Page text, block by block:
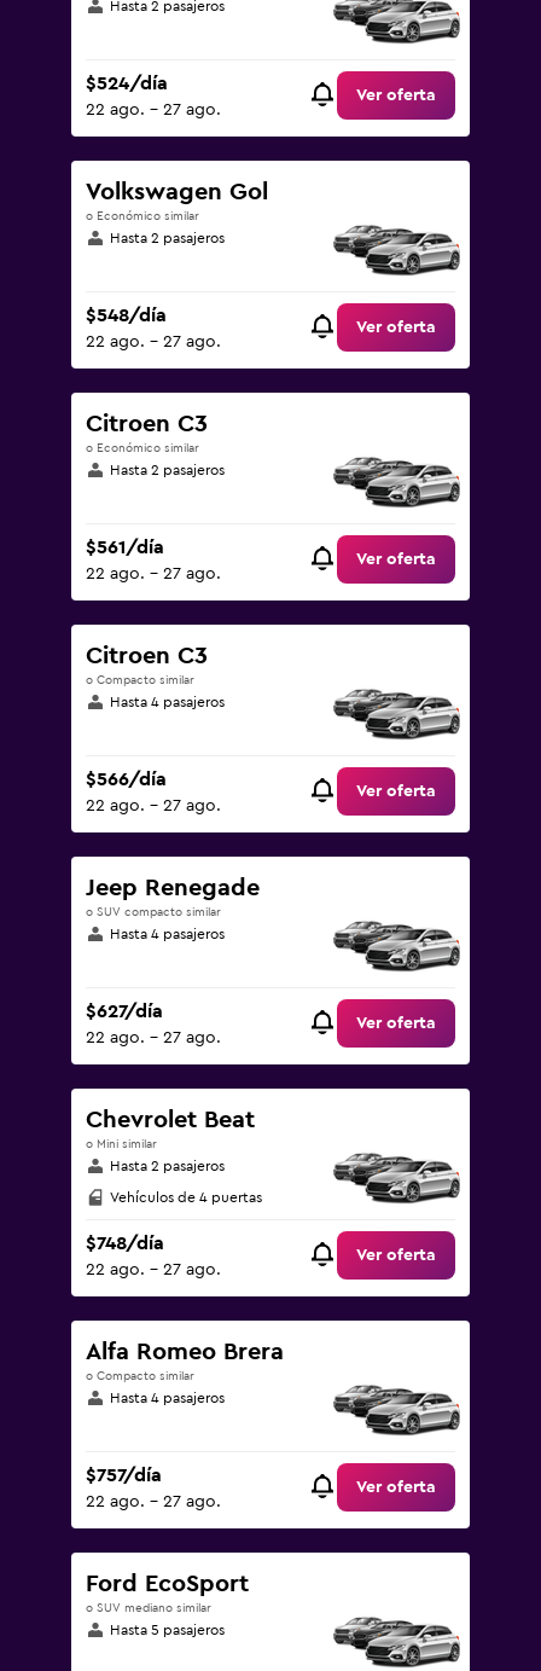
Hasta 2 pasajeros
$524/día
22 ago. - 27 ago.
Ver oferta
Volkswagen Gol
o Económico similar
Hasta 2 pasajeros
$548/día
22 ago. - 27 ago.
Ver oferta
Citroen C3
o Económico similar
Hasta 2 pasajeros
$561/día
22 ago. - 27 ago.
Ver oferta
Citroen C3
o Compacto similar
Hasta 4 pasajeros
$566/día
22 ago. - 27 ago.
Ver oferta
Jeep Renegade
o SUV compacto similar
Hasta 4 pasajeros
$627/día
22 ago. - 27 ago.
Ver oferta
Chevrolet Beat
o Mini similar
Hasta 2 pasajeros
Vehículos de 4 puertas
$748/día
22 ago. - 27 ago.
Ver oferta
Alfa Romeo Brera
o Compacto similar
Hasta 4 pasajeros
$757/día
22 ago. - 27 ago.
Ver oferta
Ford EcoSport
o SUV mediano similar
Hasta 5 pasajeros